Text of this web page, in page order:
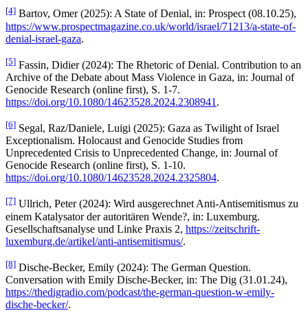
[4] Bartov, Omer (2025): A State of Denial, in: Prospect (08.10.25),
https://www.prospectmagazine.co.uk/world/israel/71213/a-state-of-
denial-israel-gaza.
[5] Fassin, Didier (2024): The Rhetoric of Denial. Contribution to an
Archive of the Debate about Mass Violence in Gaza, in: Journal of
Genocide Research (online first), S. 1-7.
https://doi.org/10.1080/14623528.2024.2308941 .
[6] Segal, Raz/Daniele, Luigi (2025): Gaza as Twilight of Israel
Exceptionalism. Holocaust and Genocide Studies from
Unprecedented Crisis to Unprecedented Change, in: Journal of
Genocide Research (online first), S. 1-10.
https://doi.org/10.1080/14623528.2024.2325804.
[7] Ullrich, Peter (2024): Wird ausgerechnet Anti-Antisemitismus zu
einem Katalysator der autoritären Wende?, in: Luxemburg.
Gesellschaftsanalyse und Linke Praxis 2, https://zeitschrift-
luxemburg.de/artikel/anti-antisemitismus/.
[8] Dische-Becker, Emily (2024): The German Question.
Conversation with Emily Dische-Becker, in: The Dig (31.01.24),
https://thedigradio.com/podcast/the-german-question-w-emily-
dische-becker/.